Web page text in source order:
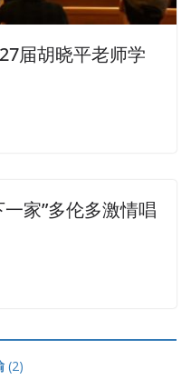
届胡晓平老师学
家”多伦多激情唱
(2)